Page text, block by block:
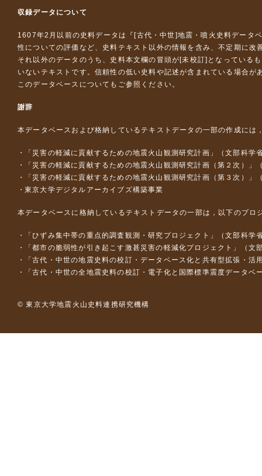
収録データについて
1607年2月以前の史料データは『 [古代・中世]地震・噴火史料データ
性についての評価など、史料テキスト以外の情報を含み、不定期に改
それ以外のデータのうち、史料本文欄の冒頭が[未校訂]となっている
いないテキストです。信頼性の低い史料や記述が含まれている場合が
このデータベースについて もご参照ください。
謝辞
本データベースおよび格納しているテキストデータの一部の作成には
「災害の軽減に貢献するための地震火山観測研究計画」（文部科学
「災害の軽減に貢献するための地震火山観測研究計画（第２次）」
「災害の軽減に貢献するための地震火山観測研究計画（第３次）」
東京大学デジタルアーカイブズ構築事業
本データベースに格納しているテキストデータの一部は，以下のプロ
「ひずみ集中帯の重点的調査観測・研究プロジェクト」（文部科
「都市の脆弱性が引き起こす激甚災害の軽減化プロジェクト」（
「古代・中世の地震史料の校訂・データベース化と共有型拡張・
「古代・中世の全地震史料の校訂・電子化と国際標準震度データ
© 東京大学地震火山史料連携研究機構